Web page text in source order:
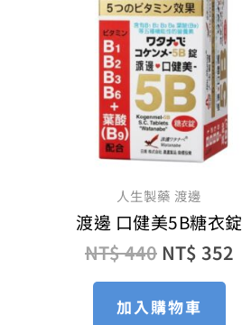
人生製藥 渡邊
渡邊 口健美5B糖衣錠
NT$440
價
格：
NT$ 440。
NT$ 352
加入購物車